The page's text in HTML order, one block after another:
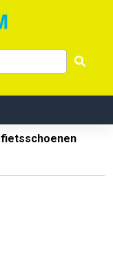
fietsschoenen